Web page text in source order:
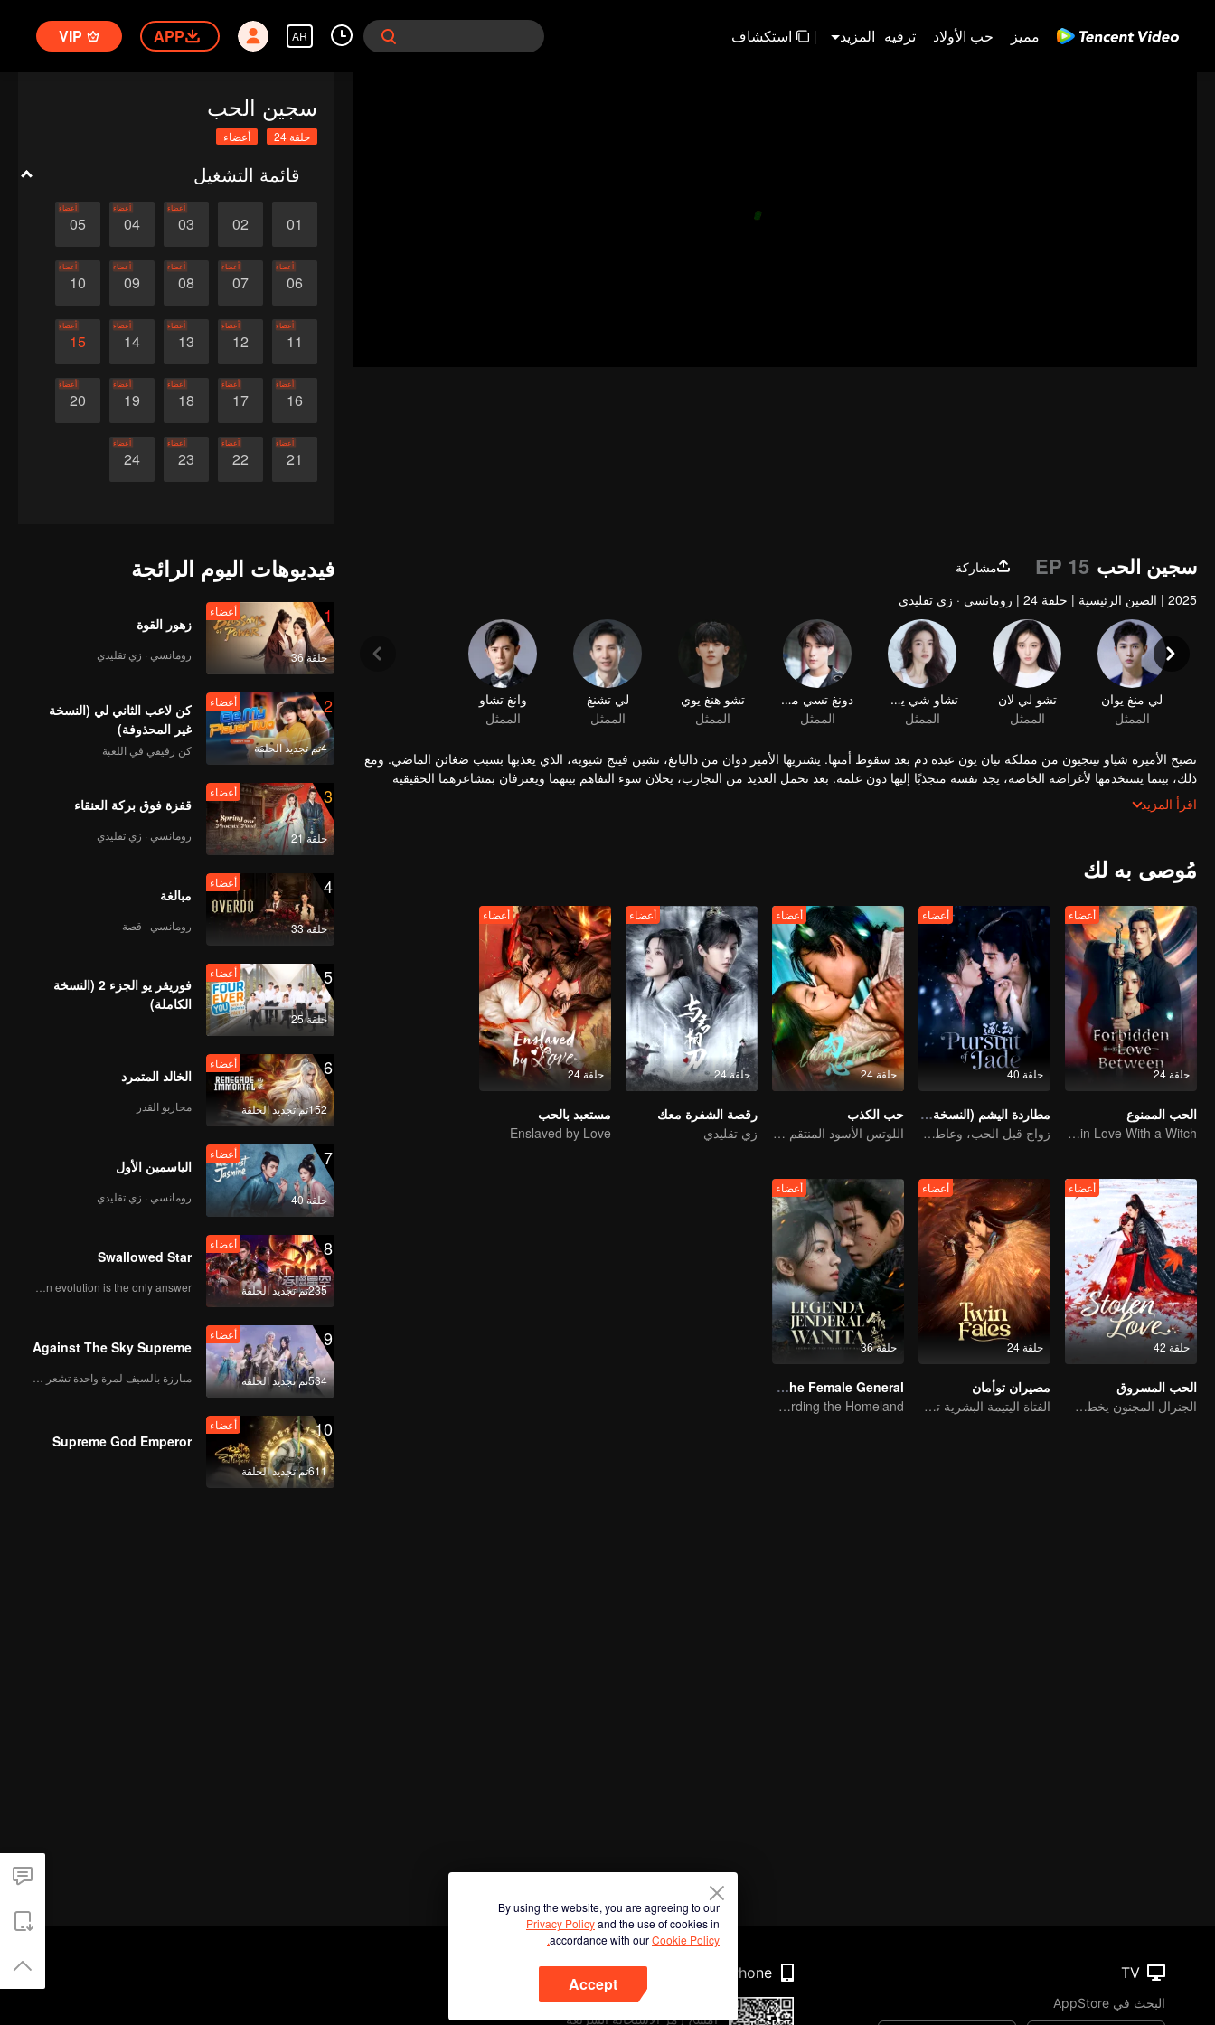
مميز حب الأولاد ترفيه المزيد | استكشاف AR
APP
VIP
سجين الحب
حلقة 24 أعضاء
قائمة التشغيل
01
02
03
أعضاء
04
أعضاء
05
أعضاء
06
أعضاء
07
أعضاء
08
أعضاء
09
أعضاء
10
أعضاء
11
أعضاء
12
أعضاء
13
أعضاء
14
أعضاء
15
أعضاء
16
أعضاء
17
أعضاء
18
أعضاء
19
أعضاء
20
أعضاء
21
أعضاء
22
أعضاء
23
أعضاء
24
أعضاء
سجين الحب EP 15
مشاركة
2025
| الصين الرئيسية | حلقة 24 | رومانسي · زي تقليدي
لي منغ يوان
الممثل
تشو لي لان
الممثل
تشاو شي يويه
الممثل
دونغ تسي مينغ
الممثل
تشو هنغ يوي
الممثل
لي تشنغ
الممثل
وانغ تشاو
الممثل
تصبح الأميرة شياو نينجيون من مملكة تيان يون عبدة دم بعد سقوط أمتها. يشتريها الأمير دوان من داليانغ، تشين فينج شيويه، الذي يعذبها بسبب ضغائن الماضي. ومع
ذلك، بينما يستخدمها لأغراضه الخاصة، يجد نفسه منجذبًا إليها دون علمه. بعد تحمل العديد من التجارب، يحلان سوء التفاهم بينهما ويعترفان بمشاعرهما الحقيقية
لبعضهما البعض. في النهاية، يختاران الانسحاب إلى عزلة معًا في الجبال.
اقرأ المزيد
مُوصى به لك
حلقة 24
أعضاء
الحب الممنوع
An Immortal Falls in Love With a Witch
حلقة 40
أعضاء
مطاردة اليشم (النسخة الإنجليزية)
زواج قبل الحب، وعاطفة تتشكل في الحرب
حلقة 24
أعضاء
حب الكذب
اللوتس الأسود المنتقم يقع في حب الشاب المارق
حلقة 24
أعضاء
رقصة الشفرة معك
زي تقليدي
حلقة 24
أعضاء
مستعبد بالحب
Enslaved by Love
حلقة 42
أعضاء
الحب المسروق
الجنرال المجنون يخطف عروسًا من أجل الحب
حلقة 24
أعضاء
مصيران توأمان
الفتاة اليتيمة البشرية تقدم نفسها للتواصل مع الوحش الإلهي
حلقة 36
أعضاء
Legend of The Female General
Zhou Ye and Cheng Lei Star in Drama About a Young General Guarding the Homeland
فيديوهات اليوم الرائجة
1
حلقة 36
أعضاء
زهور القوة
رومانسي · زي تقليدي
2
4تم تجديد الحلقة
أعضاء
كن لاعب الثاني لي (النسخة
غير المحذوفة)
كن رفيقي في اللعبة
3
حلقة 21
أعضاء
قفزة فوق بركة العنقاء
رومانسي · زي تقليدي
4
حلقة 33
أعضاء
مبالغة
رومانسي · قصة
5
حلقة 25
أعضاء
فوريفر يو الجزء 2 (النسخة
الكاملة)
6
152تم تجديد الحلقة
أعضاء
الخالد المتمرد
محاربو القدر
7
حلقة 40
أعضاء
الياسمين الأول
رومانسي · زي تقليدي
8
235تم تجديد الحلقة
أعضاء
Swallowed Star
Human evolution is the only answer.
9
534تم تجديد الحلقة
أعضاء
Against The Sky Supreme
10
611تم تجديد الحلقة
أعضاء
Supreme God Emperor
By using the website, you are agreeing to our
Privacy Policyand the use of cookies in
accordance with ourCookie Policy.
Accept
TV
البحث في AppStore
Phone
امسح رمز الاستجابة السريعة